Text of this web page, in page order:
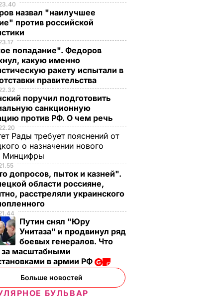
назвал "наилучшее
против российской
попадание". Федоров
какую именно
ракету испытали в
правительства
поручил подготовить
санкционную
против РФ. О чем речь
Рады требует пояснений от
о назначении нового
Минцифры
допросов, пыток и казней".
области россияне,
расстреляли украинского
Путин снял "Юру
Унитаза" и продвинул ряд
боевых генералов. Что
за масштабными
в армии РФ
Больше новостей
БУЛЬВАР